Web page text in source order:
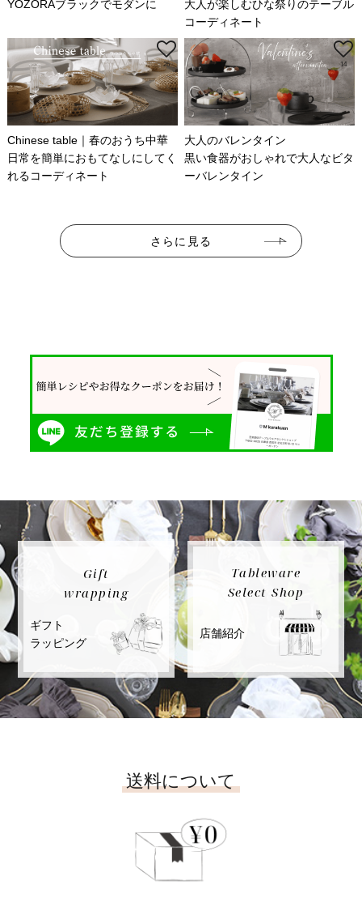
YOZORAブラックでモダンに
大人が楽しむひな祭りのテーブル
コーディネート
26
Chinese table｜春のおうち中華
日常を簡単におもてなしにしてく
れるコーディネート
14
大人のバレンタイン
黒い食器がおしゃれで大人なビタ
ーバレンタイン
さらに見る
Gift
wrapping
ギフト
ラッピング
Tableware
Select Shop
店舗紹介
送料について